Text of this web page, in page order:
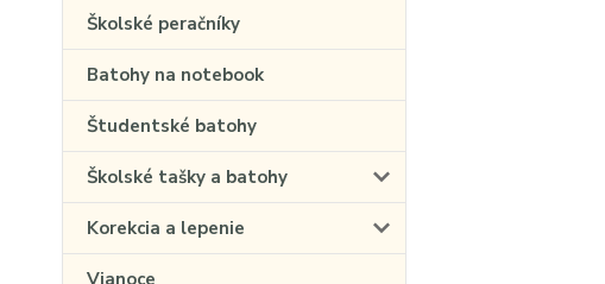
Školské peračníky
Batohy na notebook
Študentské batohy
Školské tašky a batohy
Korekcia a lepenie
Vianoce